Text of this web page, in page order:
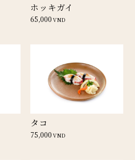
ホッキガイ
65,000VND
タコ
75,000VND